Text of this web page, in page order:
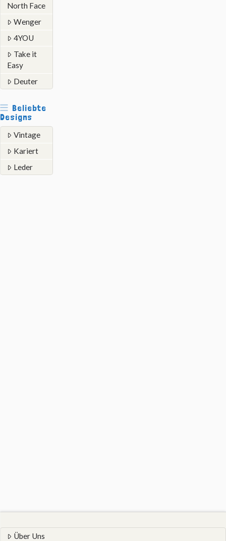
North Face
Wenger
4YOU
Take it
Easy
Deuter
Beliebte
Designs
Vintage
Kariert
Leder
Über Uns